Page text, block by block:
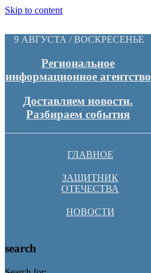
Skip to content
9 АВГУСТА / ВОСКРЕСЕНЬЕ
Региональное
информационное агентство
Доставляем новости.
Разбираем события
ГЛАВНОЕ
ЗАЩИТНИК
ОТЕЧЕСТВА
НОВОСТИ
search